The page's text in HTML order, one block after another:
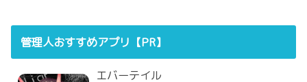
管理人おすすめアプリ【PR】
エバーテイル